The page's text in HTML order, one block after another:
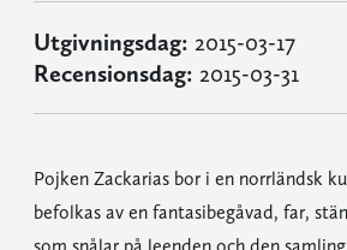
Utgivningsdag: 2015-03-17
Recensionsdag: 2015-03-31
Pojken Zackarias bor i en norrländsk
befolkas av en fantasibegåvad, far,